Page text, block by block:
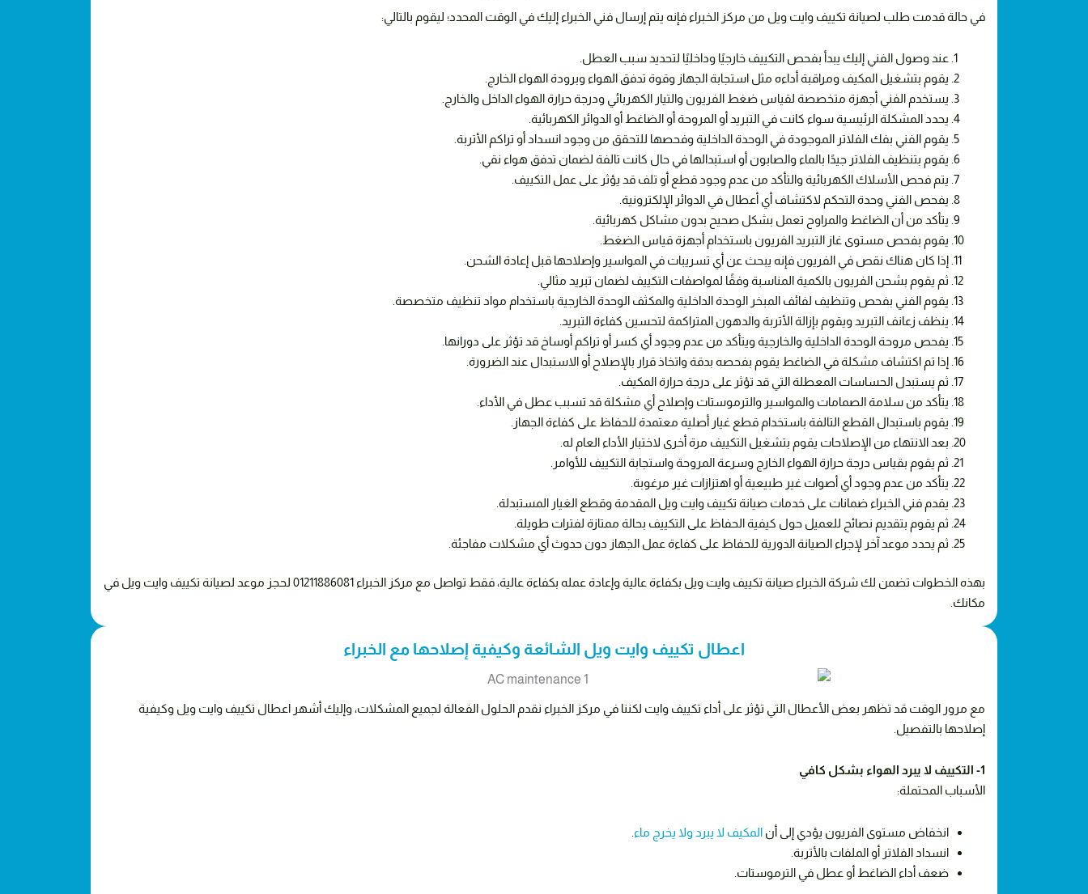
في حالة قدمت طلب لصيانة تكييف وايت ويل من مركز الخبراء فإنه يتم إرسال فني الخبراء إليك في الوقت المحدد؛ ليقوم بالتالي:
عند وصول الفني إليك يبدأ بفحص التكييف خارجيًا وداخليًا لتحديد سبب العطل.
يقوم بتشغيل المكيف ومراقبة أداءه مثل استجابة الجهاز وقوة تدفق الهواء وبرودة الهواء الخارج.
يستخدم الفني أجهزة متخصصة لقياس ضغط الفريون والتيار الكهربائي ودرجة حرارة الهواء الداخل والخارج.
يحدد المشكلة الرئيسية سواء كانت في التبريد أو المروحة أو الضاغط أو الدوائر الكهربائية.
يقوم الفني بفك الفلاتر الموجودة في الوحدة الداخلية وفحصها للتحقق من وجود انسداد أو تراكم الأتربة.
يقوم بتنظيف الفلاتر جيدًا بالماء والصابون أو استبدالها في حال كانت تالفة لضمان تدفق هواء نقي.
يتم فحص الأسلاك الكهربائية والتأكد من عدم وجود قطع أو تلف قد يؤثر على عمل التكييف.
يفحص الفني وحدة التحكم لاكتشاف أي أعطال في الدوائر الإلكترونية.
يتأكد من أن الضاغط والمراوح تعمل بشكل صحيح بدون مشاكل كهربائية.
يقوم بفحص مستوى غاز التبريد الفريون باستخدام أجهزة قياس الضغط.
إذا كان هناك نقص في الفريون فإنه يبحث عن أي تسريبات في المواسير وإصلاحها قبل إعادة الشحن.
ثم يقوم بشحن الفريون بالكمية المناسبة وفقًا لمواصفات التكييف لضمان تبريد مثالي.
يقوم الفني بفحص وتنظيف لفائف المبخر الوحدة الداخلية والمكثف الوحدة الخارجية باستخدام مواد تنظيف متخصصة.
ينظف زعانف التبريد ويقوم بإزالة الأتربة والدهون المتراكمة لتحسين كفاءة التبريد.
يفحص مروحة الوحدة الداخلية والخارجية ويتأكد من عدم وجود أي كسر أو تراكم أوساخ قد تؤثر على دورانها.
إذا تم اكتشاف مشكلة في الضاغط يقوم بفحصه بدقة واتخاذ قرار بالإصلاح أو الاستبدال عند الضرورة.
ثم يستبدل الحساسات المعطلة التي قد تؤثر على درجة حرارة المكيف.
يتأكد من سلامة الصمامات والمواسير والترموستات وإصلاح أي مشكلة قد تسبب عطل في الأداء.
يقوم باستبدال القطع التالفة باستخدام قطع غيار أصلية معتمدة للحفاظ على كفاءة الجهاز.
بعد الانتهاء من الإصلاحات يقوم بتشغيل التكييف مرة أخرى لاختبار الأداء العام له.
ثم يقوم بقياس درجة حرارة الهواء الخارج وسرعة المروحة واستجابة التكييف للأوامر.
يتأكد من عدم وجود أي أصوات غير طبيعية أو اهتزازات غير مرغوبة.
يقدم فني الخبراء ضمانات على خدمات صيانة تكييف وايت ويل المقدمة وقطع الغيار المستبدلة.
ثم يقوم بتقديم نصائح للعميل حول كيفية الحفاظ على التكييف بحالة ممتازة لفترات طويلة.
ثم يحدد موعد آخر لإجراء الصيانة الدورية للحفاظ على كفاءة عمل الجهاز دون حدوث أي مشكلات مفاجئة.
بهذه الخطوات تضمن لك شركة الخبراء صيانة تكييف وايت ويل بكفاءة عالية وإعادة عمله بكفاءة عالية، فقط تواصل مع مركز الخبراء 01211886081 لحجز موعد لصيانة تكييف وايت ويل في
مكانك.
اعطال تكييف وايت ويل الشائعة وكيفية إصلاحها مع الخبراء
مع مرور الوقت قد تظهر بعض الأعطال التي تؤثر على أداء تكييف وايت لكننا في مركز الخبراء نقدم الحلول الفعالة لجميع المشكلات، وإليك أشهر اعطال تكييف وايت ويل وكيفية
إصلاحها بالتفصيل.
1- التكييف لا يبرد الهواء بشكل كافي
الأسباب المحتملة:
انخفاض مستوى الفريون يؤدي إلى أن المكيف لا يبرد ولا يخرج ماء
انسداد الفلاتر أو الملفات بالأتربة.
ضعف أداء الضاغط أو عطل في الترموستات.